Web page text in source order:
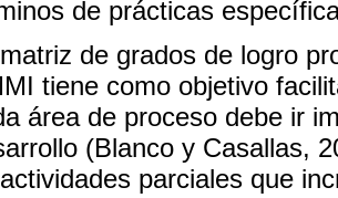
de prácticas
de grados de logro
tiene como objetivo
área de proceso debe ir
(Blanco y Casallas,
parciales que